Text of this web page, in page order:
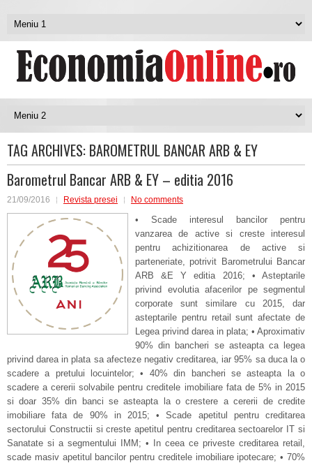
TAG ARCHIVES: BAROMETRUL BANCAR ARB & EY
Barometrul Bancar ARB & EY – editia 2016
21/09/2016 Revista presei No comments
• Scade interesul bancilor pentru
vanzarea de active si creste interesul
pentru achizitionarea de active si
parteneriate, potrivit Barometrului Bancar
ARB &E Y editia 2016; • Asteptarile
privind evolutia afacerilor pe segmentul
corporate sunt similare cu 2015, dar
asteptarile pentru retail sunt afectate de
Legea privind darea in plata; • Aproximativ
90% din bancheri se asteapta ca legea
privind darea in plata sa afecteze negativ creditarea, iar 95% sa duca la o
scadere a pretului locuintelor; • 40% din bancheri se asteapta la o
scadere a cererii solvabile pentru creditele imobiliare fata de 5% in 2015
si doar 35% din banci se asteapta la o crestere a cererii de credite
imobiliare fata de 90% in 2015; • Scade apetitul pentru creditarea
sectorului Constructii si creste apetitul pentru creditarea sectoarelor IT si
Sanatate si a segmentului IMM; • In ceea ce priveste creditarea retail,
scade masiv apetitul bancilor pentru creditele imobiliare ipotecare; • 70%